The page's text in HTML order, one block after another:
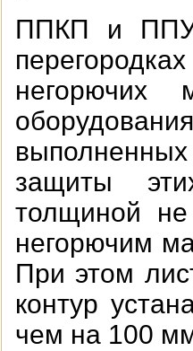
ППКП и ППУ
негорючих
защиты
толщиной
негорючим
При этом
контур
чем на 100